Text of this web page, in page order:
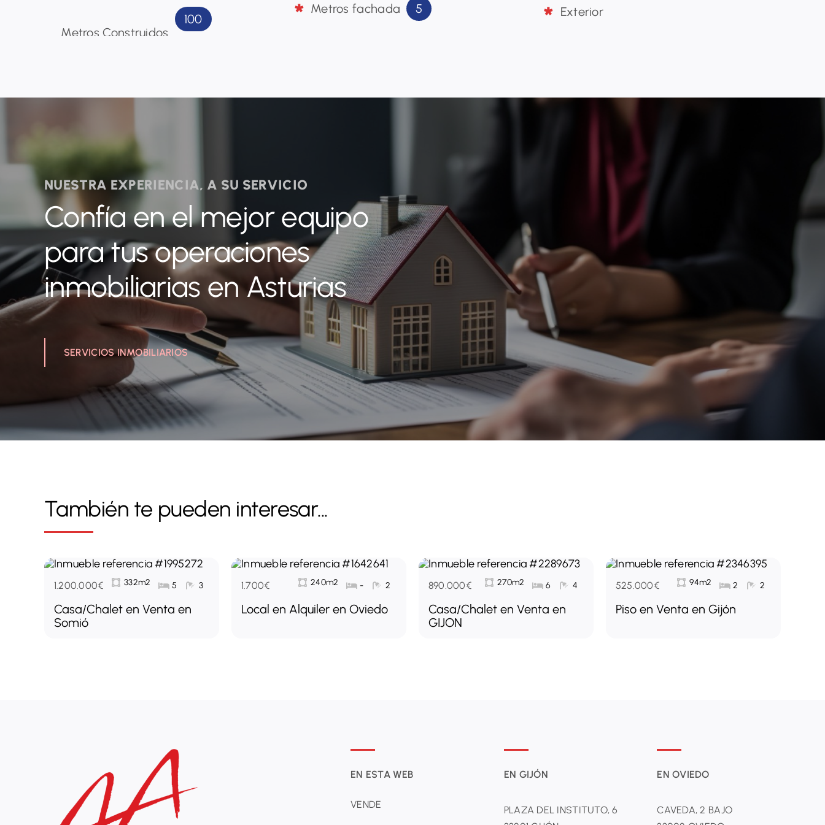
Metros Construidos
100
Metros fachada 5 Exterior
NUESTRA EXPERIENCIA, A SU SERVICIO
Confía en el mejor equipo
para tus operaciones
inmobiliarias en Asturias
SERVICIOS INMOBILIARIOS
También te pueden interesar...
1.200.000€ 332m2 5 3
Casa/Chalet en Venta en
Somió
1.700€ 240m2 - 2
Local en Alquiler en Oviedo
890.000€ 270m2 6 4
Casa/Chalet en Venta en
GIJON
525.000€ 94m2 2 2
Piso en Venta en Gijón
EN ESTA WEB
VENDE
EN GIJÓN
PLAZA DEL INSTITUTO, 6
EN OVIEDO
CAVEDA, 2 BAJO